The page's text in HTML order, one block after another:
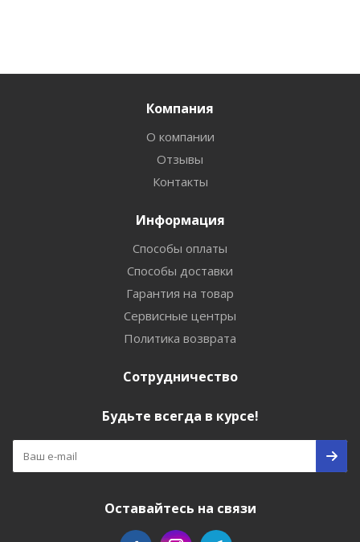
Компания
О компании
Отзывы
Контакты
Информация
Способы оплаты
Способы доставки
Гарантия на товар
Сервисные центры
Политика возврата
Сотрудничество
Будьте всегда в курсе!
Оставайтесь на связи